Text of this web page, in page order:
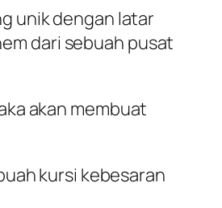
unik dengan latar
dari sebuah pusat
akan membuat
kursi kebesaran